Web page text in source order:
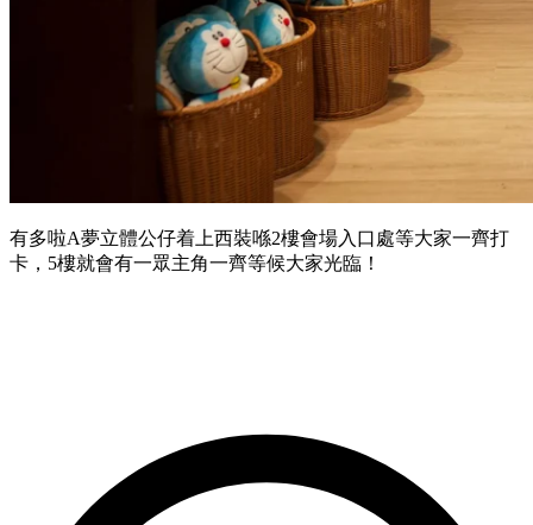
有多啦A夢立體公仔着上西裝喺2樓會場入口處等大家一齊打
卡，5樓就會有一眾主角一齊等候大家光臨！